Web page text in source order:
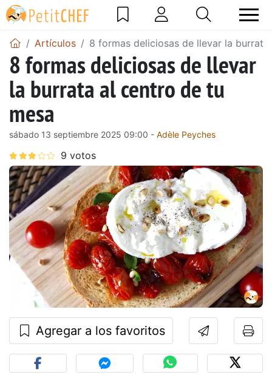
Artículos 8 formas deliciosas de llevar la
8 formas deliciosas de llevar
la burrata al centro de tu
mesa
sábado 13 septiembre 2025 09:00 - Adèle Peyches
Agregar a los favoritos